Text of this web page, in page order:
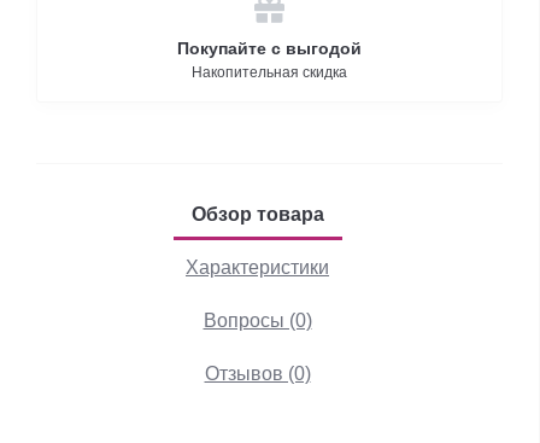
Покупайте с выгодой
Накопительная скидка
Обзор товара
Характеристики
Вопросы (0)
Отзывов (0)